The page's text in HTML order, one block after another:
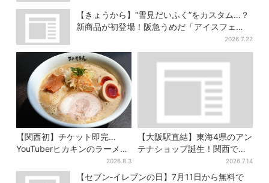
【きょうから】“雪見だいふく”をカスタム…？
新商品が初登場！阪急うめだ「アイスフェ
2026.7.22
【関西初】チケット即完…
YouTuberヒカキンのラーメン
店「みそきん」が大阪上陸！
「待ってました」と話題
2026.8.3
【大阪駅直結】東海4県のアン
テナショップ誕生！関西では
ここでしか買えない限定グル
メも
2026.7.14
【セブン‐イレブンの日】7月11日から無料で